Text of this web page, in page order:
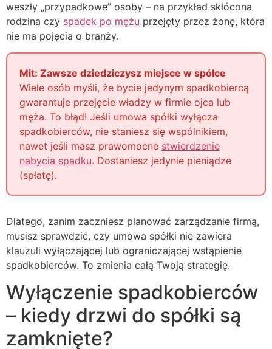
weszły „przypadkowe” osoby – na przykład skłócona
rodzina czy spadek po mężu przejęty przez żonę, która
nie ma pojęcia o branży.
Mit: Zawsze dziedziczysz miejsce w spółce
Wiele osób myśli, że bycie jedynym spadkobiercą
gwarantuje przejęcie władzy w firmie ojca lub
męża. To błąd! Jeśli umowa spółki wyłącza
spadkobierców, nie staniesz się wspólnikiem,
nawet jeśli masz prawomocne stwierdzenie
nabycia spadku. Dostaniesz jedynie pieniądze
(spłatę).
Dlatego, zanim zaczniesz planować zarządzanie firmą,
musisz sprawdzić, czy umowa spółki nie zawiera
klauzuli wyłączającej lub ograniczającej wstąpienie
spadkobierców. To zmienia całą Twoją strategię.
Wyłączenie spadkobierców
– kiedy drzwi do spółki są
zamknięte?